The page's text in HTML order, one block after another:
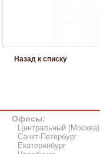
Назад к списку
Офисы:
Центральный (Москва)
Санкт-Петербург
Екатеринбург